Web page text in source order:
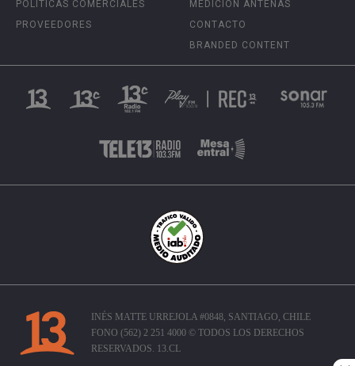
POLÍTICAS COMERCIALES
PROVEEDORES
MEDICIÓN ANTENAS
CONTACTO
BRANDED CONTENT
INÉS MATTE URREJOLA #0848, SANTIAGO, CHILE
FONO (562) 2 251 4000 © TODOS LOS DERECHOS
RESERVADOS. 13.CL